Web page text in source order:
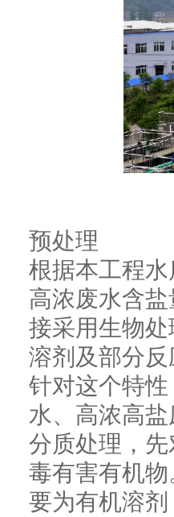
预处理
根据本工程
高浓废水含
接采用生物
溶剂及部分
针对这个特
水、高浓高盐
分质处理，
毒有害有机
要为有机溶